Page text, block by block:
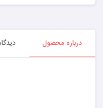
درباره محصول